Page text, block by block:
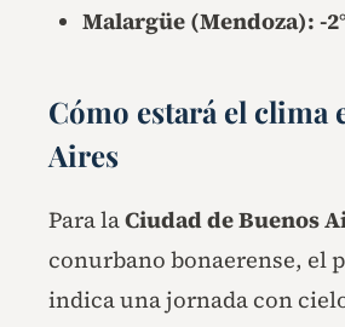
Malargüe (Mendoza): -
Cómo estará el clima
Aires
Para laCiudad de Buenos
conurbano bonaerense, el
indica una jornada con